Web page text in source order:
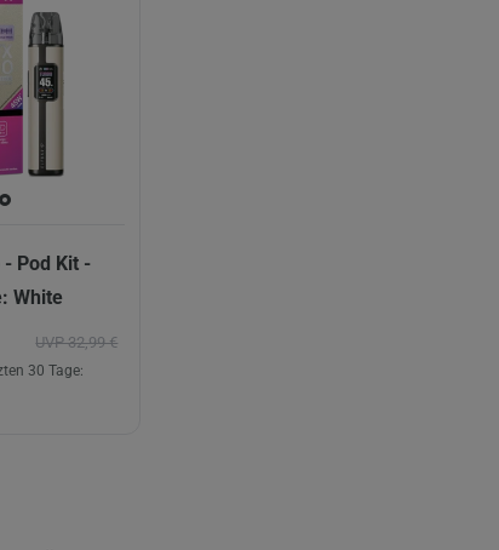
- Pod Kit -
White
UVP 32,99 €
30 Tage: